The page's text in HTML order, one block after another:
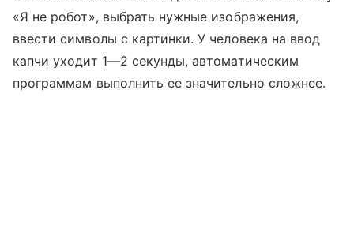
«Я не робот», выбрать нужные изображения,
ввести символы с картинки. У человека на ввод
капчи уходит 1—2 секунды, автоматическим
программам выполнить ее значительно сложнее.